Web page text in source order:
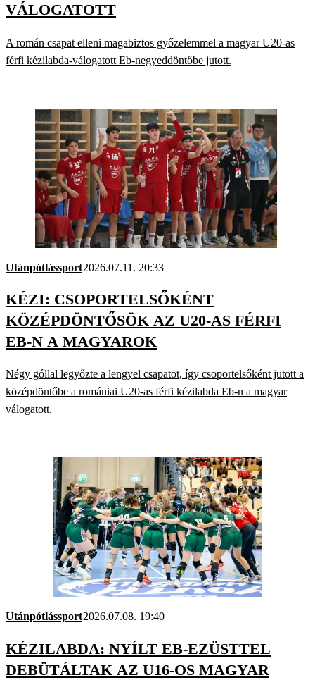
VÁLOGATOTT
A román csapat elleni magabiztos győzelemmel a magyar U20-as
férfi kézilabda-válogatott Eb-negyeddöntőbe jutott.
Utánpótlássport2026.07.11. 20:33
KÉZI: CSOPORTELSŐKÉNT
KÖZÉPDÖNTŐSÖK AZ U20-AS FÉRFI
EB-N A MAGYAROK
Négy góllal legyőzte a lengyel csapatot, így csoportelsőként jutott a
középdöntőbe a romániai U20-as férfi kézilabda Eb-n a magyar
válogatott.
Utánpótlássport2026.07.08. 19:40
KÉZILABDA: NYÍLT EB-EZÜSTTEL
DEBÜTÁLTAK AZ U16-OS MAGYAR